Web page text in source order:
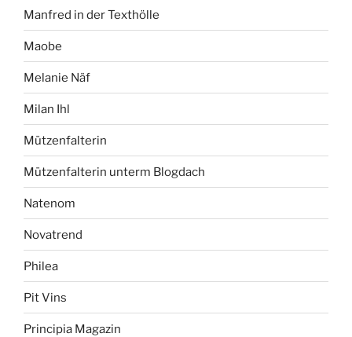
Manfred in der Texthölle
Maobe
Melanie Näf
Milan Ihl
Mützenfalterin
Mützenfalterin unterm Blogdach
Natenom
Novatrend
Philea
Pit Vins
Principia Magazin